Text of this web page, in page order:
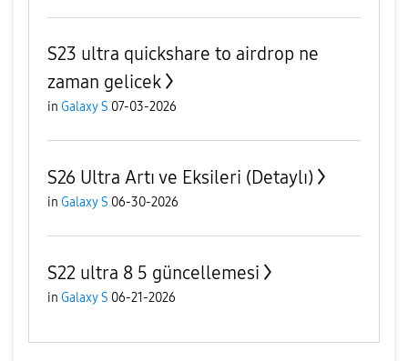
S23 ultra quickshare to airdrop ne
zaman gelicek
in Galaxy S 07-03-2026
S26 Ultra Artı ve Eksileri (Detaylı)
in Galaxy S 06-30-2026
S22 ultra 8 5 güncellemesi
in Galaxy S 06-21-2026